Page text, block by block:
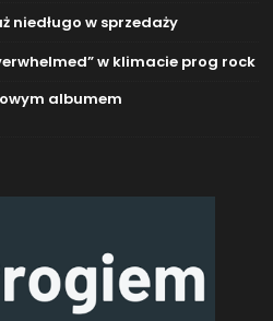
niedługo w sprzedaży
w klimacie prog rock
albumem